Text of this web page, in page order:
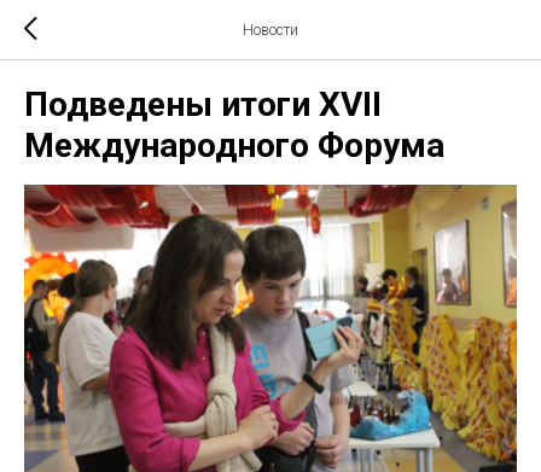
Новости
Подведены итоги XVII
Международного Форума